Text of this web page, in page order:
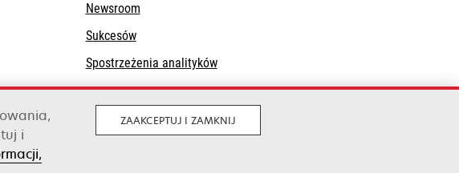
Newsroom
Sukcesów
Spostrzeżenia analityków
i
ZAAKCEPTUJ I ZAMKNIJ